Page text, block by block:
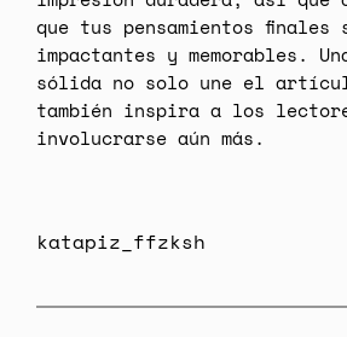
que tus pensamientos finales
impactantes y memorables.
sólida no solo une el
también inspira a los
involucrarse aún más.
katapiz_ffzksh